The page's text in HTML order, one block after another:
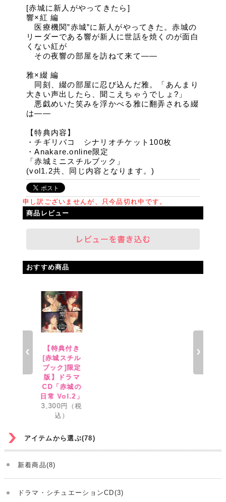
[赤城に新人がやってきたら]
響×紅 編
医療機関”赤城”に新人がやってきた。赤城の
リーダーである響が新人に世話を焼くのが面白
くない紅が
その夜響の部屋を訪ねて来て――
雅×綴 編
同刻、綴の部屋に忍び込んだ雅。「あんまり
大きい声出したら、聞こえちゃうでしょ?」
悪戯めいた笑みを浮かべる雅に翻弄される綴
は――
【特典内容】
・チギリバコ シナリオチケット100枚
・Anakare.online限定
「赤城ミニスチルブック」
(vol1.2共、同じ内容となります。)
申し訳ございませんが、只今品切れ中です。
商品レビュー
おすすめ商品
【特典付き
[赤城スチル
ブック]限定
版】ドラマ
CD「赤城の
日常 Vol.2」
3,300円（税
込）
アイテムから選ぶ(78)
新着商品(8)
ドラマ・シチュエーションCD(3)